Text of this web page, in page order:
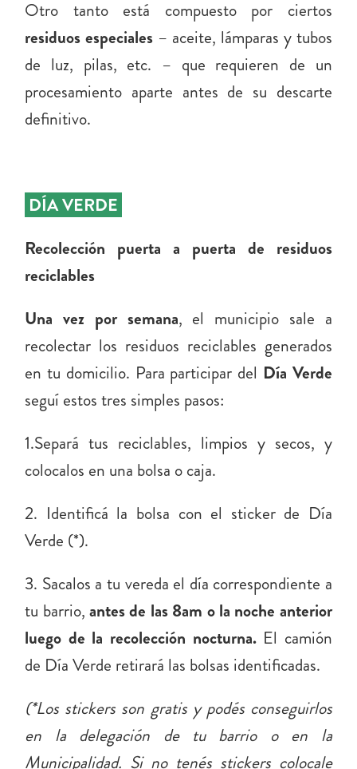
Otro tanto está compuesto por ciertos
residuos especiales – aceite, lámparas y tubos
de luz, pilas, etc. – que requieren de un
procesamiento aparte antes de su descarte
definitivo.
DÍA VERDE
Recolección puerta a puerta de residuos
reciclables
Una vez por semana, el municipio sale a
recolectar los residuos reciclables generados
en tu domicilio. Para participar del Día Verde
seguí estos tres simples pasos:
1.Separá tus reciclables, limpios y secos, y
colocalos en una bolsa o caja.
2. Identificá la bolsa con el sticker de Día
Verde (*).
3. Sacalos a tu vereda el día correspondiente a
tu barrio,antes de las 8am o la noche anterior
luego de la recolección nocturna.El camión
de Día Verde retirará las bolsas identificadas.
(*Los stickers son gratis y podés conseguirlos
en la delegación de tu barrio o en la
Municipalidad. Si no tenés stickers colocale